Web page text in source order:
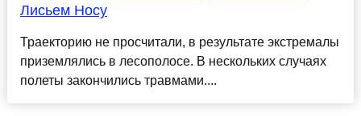
Лисьем Носу
Траекторию не просчитали, в результате экстремалы
приземлялись в лесополосе. В нескольких случаях
полеты закончились травмами....